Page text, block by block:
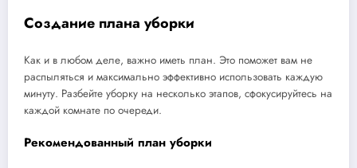
Создание плана уборки
Как и в любом деле, важно иметь план. Это поможет вам не
распыляться и максимально эффективно использовать каждую
минуту. Разбейте уборку на несколько этапов, сфокусируйтесь на
каждой комнате по очереди.
Рекомендованный план уборки